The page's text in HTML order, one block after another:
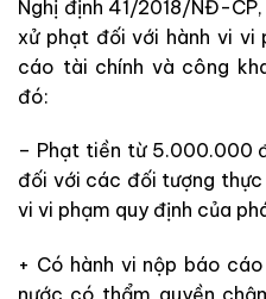
Nghị định 41/2018/NĐ-
xử phạt đối với hành vi vi
cáo tài chính và công
đó:
– Phạt tiền từ 5.000.000
đối với các đối tượng thực
vi vi phạm quy định của
+ Có hành vi nộp báo